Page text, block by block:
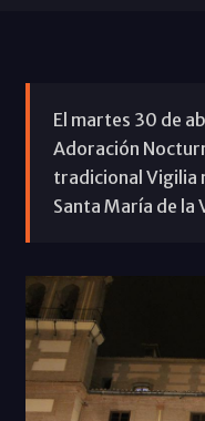
El martes 30 de
Adoración
tradicional Vigilia
Santa María de la